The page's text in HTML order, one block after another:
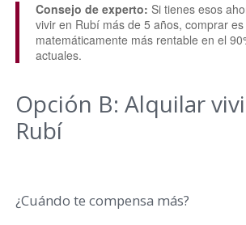
Consejo de experto: Si tienes esos
vivir en Rubí más de 5 años, comprar es
matemáticamente más rentable en el
actuales.
Opción B: Alquilar
Rubí
¿Cuándo te compensa más?